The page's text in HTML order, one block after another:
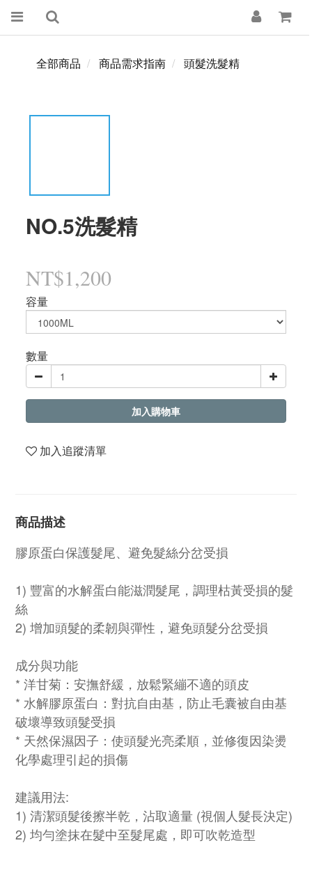
全部商品 商品需求指南 頭髮洗髮精
NO.5洗髮精
NT$1,200
容量
數量
加入購物車
加入追蹤清單
商品描述
膠原蛋白保護髮尾、避免髮絲分岔受損
1) 豐富的水解蛋白能滋潤髮尾，調理枯黃受損的髮
絲
2) 增加頭髮的柔韌與彈性，避免頭髮分岔受損
成分與功能
* 洋甘菊：安撫舒緩，放鬆緊繃不適的頭皮
* 水解膠原蛋白：對抗自由基，防止毛囊被自由基
破壞導致頭髮受損
* 天然保濕因子：使頭髮光亮柔順，並修復因染燙
化學處理引起的損傷
建議用法:
1) 清潔頭髮後擦半乾，沾取適量 (視個人髮長決定)
2) 均勻塗抹在髮中至髮尾處，即可吹乾造型